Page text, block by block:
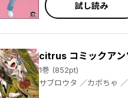
試し読み
citrus コミックアン
1巻 (852pt)
サブロウタ ／カボちゃ ／コダマナオコ ／べにしゃけ ／あおと響 ／飴野 ／岩見樹代子 ／大沢やよい ／大宮宮美 ／片倉アコ ／かやこ ／桐山はる